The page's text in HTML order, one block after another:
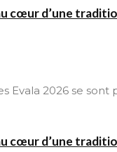
cœur d’une
Evala 2026 se
cœur d’une